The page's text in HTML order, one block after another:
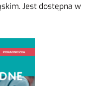
Jest dostępna w